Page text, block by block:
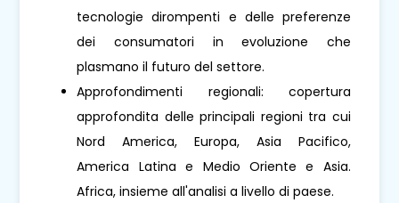
tecnologie dirompenti e delle preferenze
dei consumatori in evoluzione che
plasmano il futuro del settore.
Approfondimenti regionali: copertura
approfondita delle principali regioni tra cui
Nord America, Europa, Asia Pacifico,
America Latina e Medio Oriente e Asia.
Africa, insieme all'analisi a livello di paese.